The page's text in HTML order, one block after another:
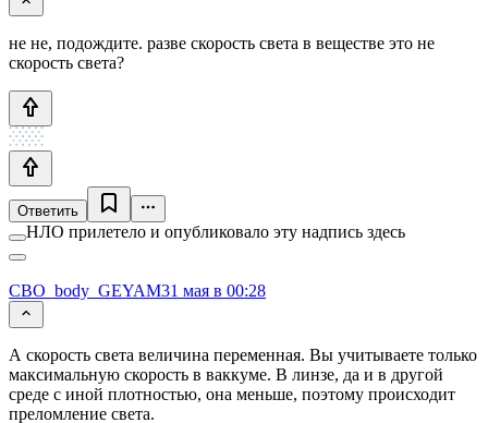
не не, подождите. разве скорость света в веществе это не
скорость света?
Ответить
НЛО прилетело и опубликовало эту надпись здесь
CBO_body_GEYAM31 мая в 00:28
А скорость света величина переменная. Вы учитываете только
максимальную скорость в ваккуме. В линзе, да и в другой
среде с иной плотностью, она меньше, поэтому происходит
преломление света.